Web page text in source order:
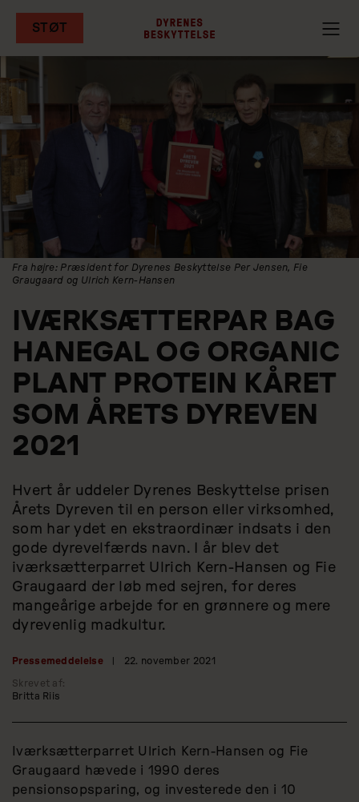
til
hovedindhold
STØT
Fra højre: Præsident for Dyrenes Beskyttelse Per Jensen, Fie
Graugaard og Ulrich Kern-Hansen
IVÆRKSÆTTERPAR BAG
HANEGAL OG ORGANIC
PLANT PROTEIN KÅRET
SOM ÅRETS DYREVEN
2021
Hvert år uddeler Dyrenes Beskyttelse prisen
Årets Dyreven til en person eller virksomhed,
som har ydet en ekstraordinær indsats i den
gode dyrevelfærds navn. I år blev det
iværksætterparret Ulrich Kern-Hansen og Fie
Graugaard der løb med sejren, for deres
mangeårige arbejde for en grønnere og mere
dyrevenlig madkultur.
Pressemeddelelse 22. november 2021
Skrevet af:
Britta Riis
Iværksætterparret Ulrich Kern-Hansen og Fie
Graugaard hævede i 1990 deres
pensionsopsparing, og investerede den i 10